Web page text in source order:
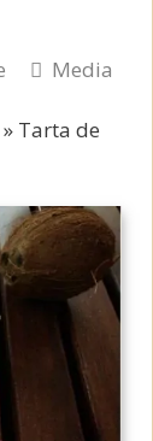
Media
» Tarta de